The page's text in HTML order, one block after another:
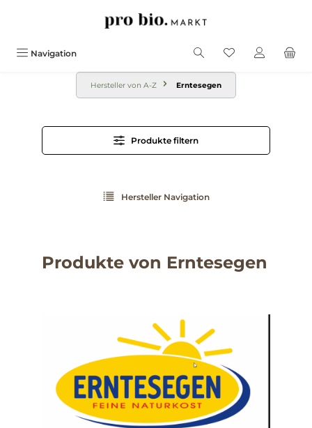
Navigation
Hersteller von A-Z Erntesegen
Produkte filtern
Hersteller Navigation
Produkte von Erntesegen